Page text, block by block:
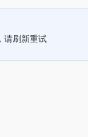
请刷新重试